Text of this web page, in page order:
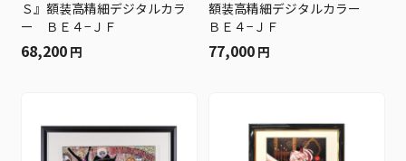
Ｓ』額装高精細デジタルカラ
ー ＢＥ４−ＪＦ
68,200 円
額装高精細デジタルカラー
ＢＥ４−ＪＦ
77,000 円